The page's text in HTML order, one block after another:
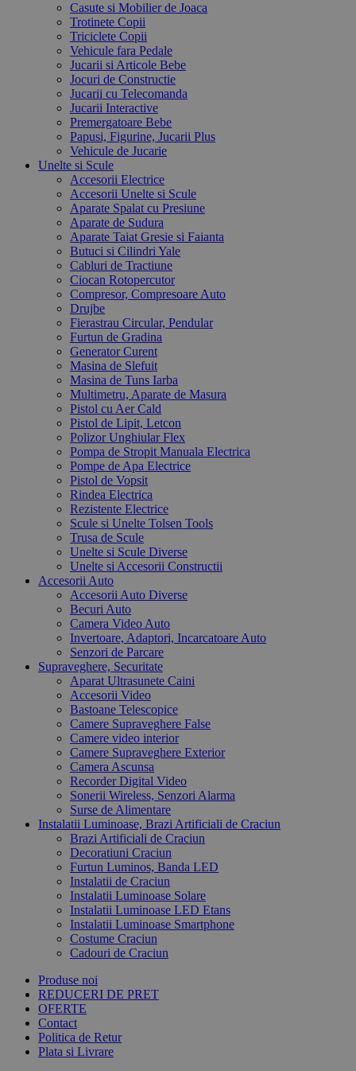
Casute si Mobilier de Joaca
Trotinete Copii
Triciclete Copii
Vehicule fara Pedale
Jucarii si Articole Bebe
Jocuri de Constructie
Jucarii cu Telecomanda
Jucarii Interactive
Premergatoare Bebe
Papusi, Figurine, Jucarii Plus
Vehicule de Jucarie
Unelte si Scule
Accesorii Electrice
Accesorii Unelte si Scule
Aparate Spalat cu Presiune
Aparate de Sudura
Aparate Taiat Gresie si Faianta
Butuci si Cilindri Yale
Cabluri de Tractiune
Ciocan Rotopercutor
Compresor, Compresoare Auto
Drujbe
Fierastrau Circular, Pendular
Furtun de Gradina
Generator Curent
Masina de Slefuit
Masina de Tuns Iarba
Multimetru, Aparate de Masura
Pistol cu Aer Cald
Pistol de Lipit, Letcon
Polizor Unghiular Flex
Pompa de Stropit Manuala Electrica
Pompe de Apa Electrice
Pistol de Vopsit
Rindea Electrica
Rezistente Electrice
Scule si Unelte Tolsen Tools
Trusa de Scule
Unelte si Scule Diverse
Unelte si Accesorii Constructii
Accesorii Auto
Accesorii Auto Diverse
Becuri Auto
Camera Video Auto
Invertoare, Adaptori, Incarcatoare Auto
Senzori de Parcare
Supraveghere, Securitate
Aparat Ultrasunete Caini
Accesorii Video
Bastoane Telescopice
Camere Supraveghere False
Camere video interior
Camere Supraveghere Exterior
Camera Ascunsa
Recorder Digital Video
Sonerii Wireless, Senzori Alarma
Surse de Alimentare
Instalatii Luminoase, Brazi Artificiali de Craciun
Brazi Artificiali de Craciun
Decoratiuni Craciun
Furtun Luminos, Banda LED
Instalatii de Craciun
Instalatii Luminoase Solare
Instalatii Luminoase LED Etans
Instalatii Luminoase Smartphone
Costume Craciun
Cadouri de Craciun
Produse noi
REDUCERI DE PRET
OFERTE
Contact
Politica de Retur
Plata si Livrare